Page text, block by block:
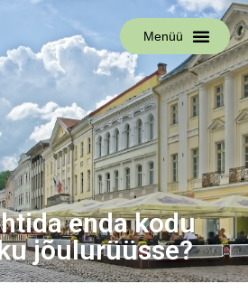
Menüü
enda kodu
jõulurüüsse?